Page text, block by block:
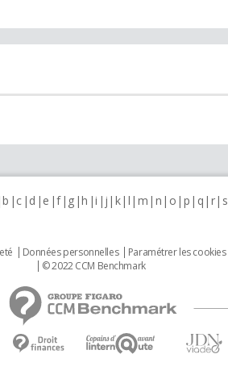
b c d e f g h i j k l m n o p q r s
Données personnelles Paramétrer les cookies
© 2022 CCM Benchmark